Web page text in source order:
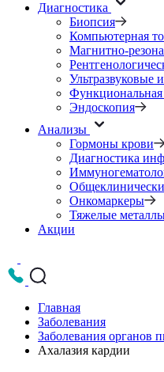
Диагностика
Биопсия
Компьютерная
Магнитно-
Ультразвуковые
Функциональная
Эндоскопия
Анализы
Гормоны крови
Диагностика
Онкомаркеры
Тяжелые
Акции
Главная
Заболевания
Заболевания органов
Ахалазия кардии